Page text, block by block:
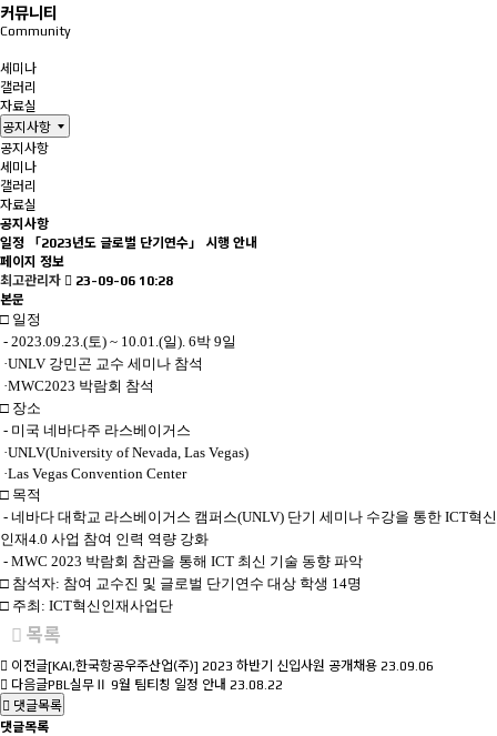
커뮤니티
Community
세미나
갤러리
자료실
공지사항
공지사항
세미나
갤러리
자료실
공지사항
일정
「2023년도 글로벌 단기연수」 시행 안내
페이지 정보
최고관리자
23-09-06 10:28
본문
□ 일정
- 2023.09.23.(토) ~ 10.01.(일). 6박 9일
·UNLV 강민곤 교수 세미나 참석
·MWC2023 박람회 참석
□ 장소
- 미국 네바다주 라스베이거스
·UNLV(University of Nevada, Las Vegas)
·Las Vegas Convention Center
□ 목적
- 네바다 대학교 라스베이거스 캠퍼스(UNLV) 단기 세미나 수강을 통한 ICT혁신
인재4.0 사업 참여 인력 역량 강화
- MWC 2023 박람회 참관을 통해 ICT 최신 기술 동향 파악
□ 참석자: 참여 교수진 및 글로벌 단기연수 대상 학생 14명
□ 주최: ICT혁신인재사업단
목록
이전글[KAI,한국항공우주산업(주)] 2023 하반기 신입사원 공개채용 23.09.06
다음글PBL실무Ⅱ 9월 팀티칭 일정 안내 23.08.22
댓글목록
댓글목록